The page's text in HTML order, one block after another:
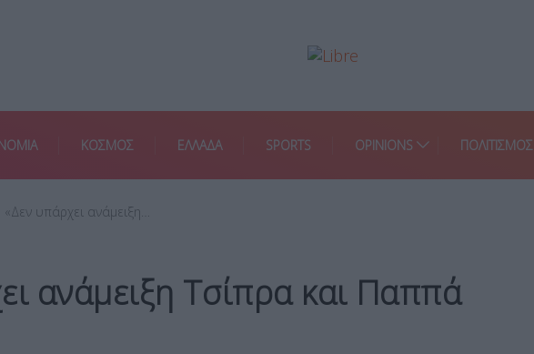
ΚΟΣΜΟΣ ΕΛΛΑΔΑ SPORTS OPINIONS ΠΟΛΙΤΙΣΜΟΣ
«Δεν υπάρχει ανάμειξη…
ανάμειξη Τσίπρα και Παππά